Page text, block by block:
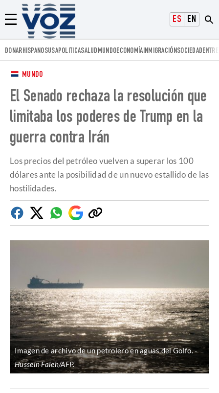
ESPAÑOLENGLISH
Menú
Voz.us
DONARHISPANOSUSAPOLITICASALUD MUNDOECONOMÍAINMIGRACIÓNSOCIEDAD
MUNDO
El Senado rechaza la resolución que
limitaba los poderes de Trump en la
guerra contra Irán
Los precios del petróleo vuelven a superar los 100
dólares ante la posibilidad de un nuevo estallido de las
hostilidades.
FacebookTwitterWhatsapp
Google
Discover
Copiar
enlace
Imagen de archivo de un petrolero en aguas del Golfo.
Hussein Faleh/AFP.